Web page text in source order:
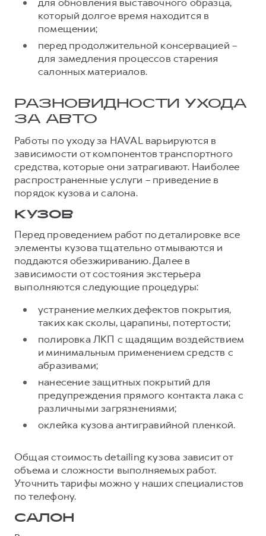
который долгое время находится в
помещении;
перед продолжительной консервацией –
для замедления процессов старения
салонных материалов.
РАЗНОВИДНОСТИ УХОДА
ЗА АВТО
Работы по уходу за HAVAL варьируются в
зависимости от компонентов транспортного
средства, которые они затрагивают. Наиболее
распространенные услуги – приведение в
порядок кузова и салона.
КУЗОВ
Перед проведением работ по деталировке все
элементы кузова тщательно отмываются и
поддаются обезжириванию. Далее в
зависимости от состояния экстерьера
выполняются следующие процедуры:
устранение мелких дефектов покрытия,
таких как сколы, царапины, потертости;
полировка ЛКП с щадящим воздействием
и минимальным применением средств с
абразивами;
нанесение защитных покрытий для
предупреждения прямого контакта лака с
различными загрязнениями;
оклейка кузова антигравийной пленкой.
Общая стоимость detailing кузова зависит от
объема и сложности выполняемых работ.
Уточнить тарифы можно у наших специалистов
по телефону.
САЛОН